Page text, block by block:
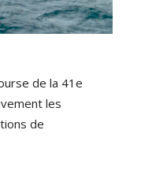
de la 41e
les
de